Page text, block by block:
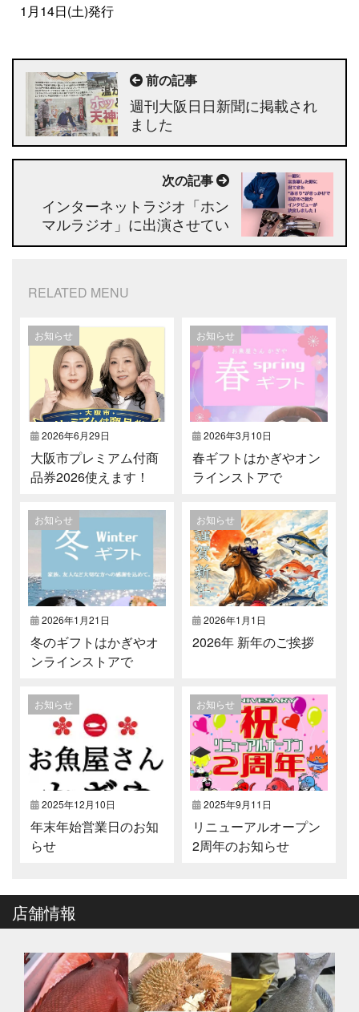
1月14日(土)発行
前の記事
週刊大阪日日新聞に掲載され
ました
次の記事
インターネットラジオ「ホン
マルラジオ」に出演させてい
ただきました！
RELATED MENU
お知らせ
2026年6月29日
大阪市プレミアム付商
品券2026使えます！
お知らせ
2026年3月10日
春ギフトはかぎやオン
ラインストアで
お知らせ
2026年1月21日
冬のギフトはかぎやオ
ンラインストアで
お知らせ
2026年1月1日
2026年 新年のご挨拶
お知らせ
2025年12月10日
年末年始営業日のお知
らせ
お知らせ
2025年9月11日
リニューアルオープン
2周年のお知らせ
店舗情報